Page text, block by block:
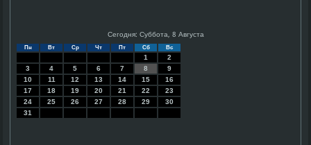
Сегодня: Суббота, 8 Августа
Пн Вт Ср Чт Пт Сб Вс
1
2
3
4 5 6 7 8
9
10
11 12 13 14 15
16
17
18 19 20 21 22
23
24
25 26 27 28 29
30
31